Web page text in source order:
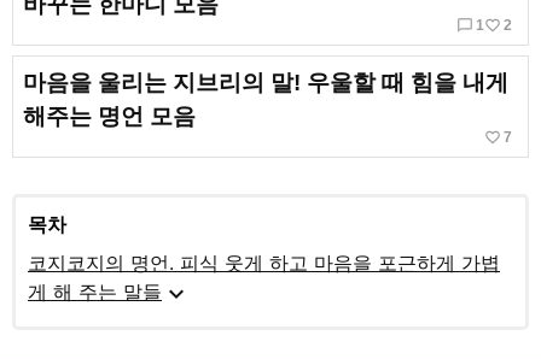
chat_bubble_outline 1 favorite_border 2
마음을 울리는 지브리의 말! 우울할 때 힘을 내게
해주는 명언 모음
favorite_border 7
목차
코지코지의 명언. 피식 웃게 하고 마음을 포근하게 가볍
게 해 주는 말들 expand_more